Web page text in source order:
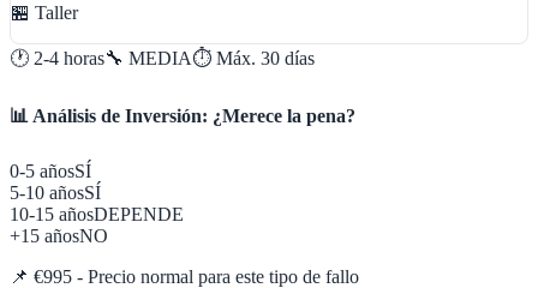
🏪 Taller
🕐 2-4 horas🔧 MEDIA⏱️ Máx. 30 días
📊 Análisis de Inversión: ¿Merece la pena?
0-5 añosSÍ
5-10 añosSÍ
10-15 añosDEPENDE
+15 añosNO
📌 €995 - Precio normal para este tipo de fallo